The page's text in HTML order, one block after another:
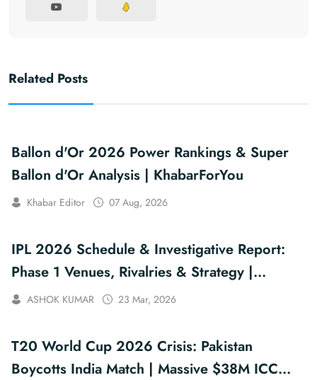
Related Posts
Ballon d'Or 2026 Power Rankings & Super
Ballon d'Or Analysis | KhabarForYou
Khabar Editor 07 Aug, 2026
IPL 2026 Schedule & Investigative Report:
Phase 1 Venues, Rivalries & Strategy |
KhabarForYou
ASHOK KUMAR 23 Mar, 2026
T20 World Cup 2026 Crisis: Pakistan
Boycotts India Match | Massive $38M ICC